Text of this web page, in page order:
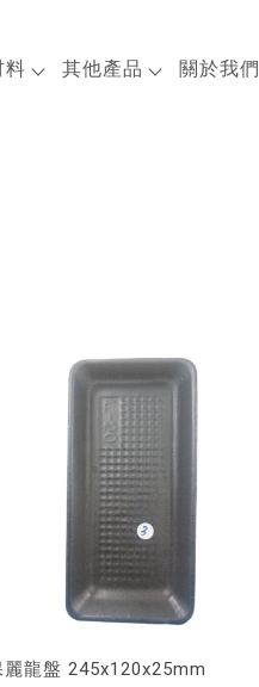
料 其他產品 關於我們
麗龍盤 245x120x25mm